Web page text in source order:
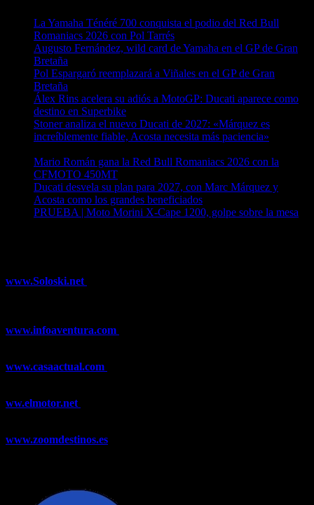
La Yamaha Ténéré 700 conquista el podio del Red Bull
Romaniacs 2026 con Pol Tarrés
Augusto Fernández, wild card de Yamaha en el GP de Gran
Bretaña
Pol Espargaró reemplazará a Viñales en el GP de Gran
Bretaña
Álex Rins acelera su adiós a MotoGP: Ducati aparece como
destino en Superbike
Stoner analiza el nuevo Ducati de 2027: «Márquez es
increíblemente fiable, Acosta necesita más paciencia»
Mario Román gana la Red Bull Romaniacs 2026 con la
CFMOTO 450MT
Ducati desvela su plan para 2027, con Marc Márquez y
Acosta como los grandes beneficiados
PRUEBA | Moto Morini X-Cape 1200, golpe sobre la mesa
www.Soloski.net
www.infoaventura.com
www.casaactual.com
ww.elmotor.net
www.zoomdestinos.es